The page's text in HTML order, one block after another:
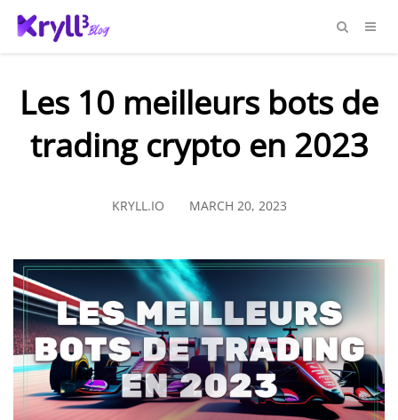
Les 10 meilleurs bots de
trading crypto en 2023
KRYLL.IO MARCH 20, 2023